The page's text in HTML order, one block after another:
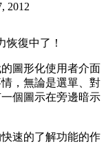
2012
恢復中了！
圖形化使用者介面
，無論是選單、對
個圖示在旁邊暗示
速的了解功能的作